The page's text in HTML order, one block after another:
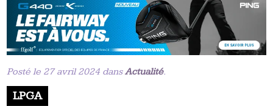
Posté le 27 avril 2024 dansActualité.
LPGA